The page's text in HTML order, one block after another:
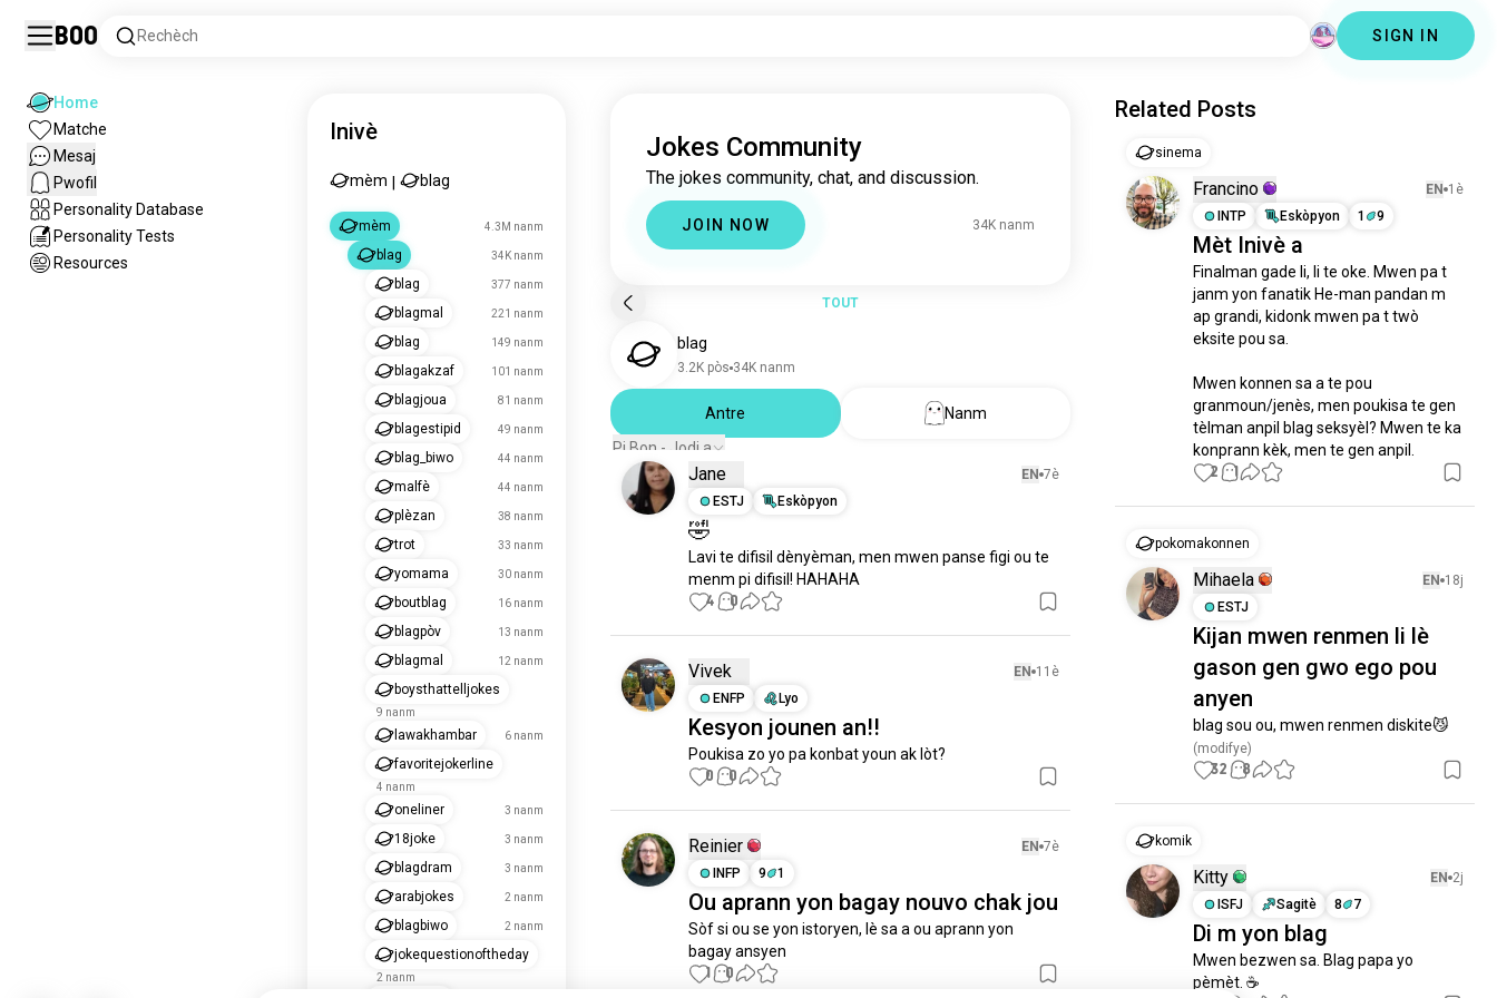
Boo Rechèch SIGN IN
Home
Matche
Mesaj
Pwofil
Personality Database
Personality Tests
Resources
Inivè
mèm blag
mèm 4.3M nanm
blag 34K nanm
blag 377 nanm
blagmal 221 nanm
blag 149 nanm
blagakzaf 101 nanm
blagjoua 81 nanm
blagestipid 49 nanm
blag_biwo 44 nanm
malfè 44 nanm
plèzan 38 nanm
trot 33 nanm
yomama 30 nanm
boutblag 16 nanm
blagpòv 13 nanm
blagmal 12 nanm
boysthattelljokes
9 nanm
lawakhambar 6 nanm
favoritejokerline
4 nanm
oneliner 3 nanm
18joke 3 nanm
blagdram 3 nanm
arabjokes 2 nanm
blagbiwo 2 nanm
jokequestionoftheday
2 nanm
Jokes Community
The jokes community, chat, and discussion.
JOIN NOW 34K nanm
TOUT
blag
3.2K pòs 34K nanm
Antre
Nanm
Pi Bon - Jodi a
Jane EN 7è
ESTJ
Eskòpyon
🤣
Lavi te difisil dènyèman, men mwen panse figi ou te
menm pi difisil! HAHAHA
4 0
Vivek EN 11è
ENFP
Lyo
Kesyon jounen an!!
Poukisa zo yo pa konbat youn ak lòt?
0 0
Reinier EN 7è
INFP
9 1
Ou aprann yon bagay nouvo chak jou
Sòf si ou se yon istoryen, lè sa a ou aprann yon
bagay ansyen
1 0
Related Posts
sinema
Francino EN 1è
INTP
Eskòpyon 1 9
Mèt Inivè a
Finalman gade li, li te oke. Mwen pa t
janm yon fanatik He-man pandan m
ap grandi, kidonk mwen pa t twò
eksite pou sa.
Mwen konnen sa a te pou
granmoun/jenès, men poukisa te gen
tèlman anpil blag seksyèl? Mwen te ka
konprann kèk, men te gen anpil.
2 1
pokomakonnen
Mihaela EN 18j
ESTJ
Kijan mwen renmen li lè
gason gen gwo ego pou
anyen
blag sou ou, mwen renmen diskite😼
(modifye)
32 8
komik
Kitty EN 2j
ISFJ
Sagitè 8 7
Di m yon blag
Mwen bezwen sa. Blag papa yo
pèmèt. ☕️